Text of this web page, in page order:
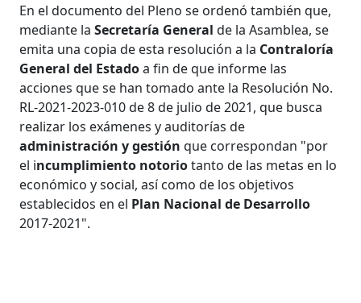
En el documento del Pleno se ordenó también que,
mediante laSecretaría Generalde la Asamblea, se
emita una copia de esta resolución a la Contraloría
General del Estadoa fin de que informe las
acciones que se han tomado ante la Resolución No.
RL-2021-2023-010 de 8 de julio de 2021, que busca
realizar los exámenes y auditorías de
administración y gestión que correspondan "por
el incumplimiento notoriotanto de las metas en lo
económico y social, así como de los objetivos
establecidos en el Plan Nacional de Desarrollo
2017-2021".